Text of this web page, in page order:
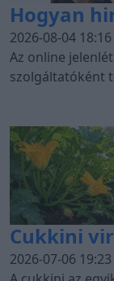
Hogyan
online, ha
szeretnél?
2026-08-04
Az online
szolgáltatóként
Cukkini
ok, amiért
2026-07-06